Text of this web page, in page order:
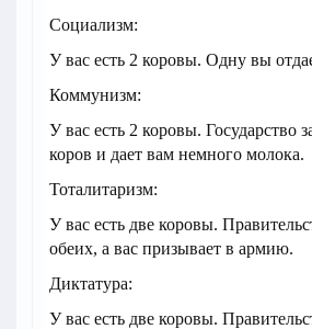
Социализм:
У вас есть 2 коровы. Одну вы
Коммунизм:
У вас есть 2 коровы. Государство
коров и дает вам немного молока.
Тоталитаризм:
У вас есть две коровы.
обеих, а вас призывает в армию.
Диктатура:
У вас есть две коровы.